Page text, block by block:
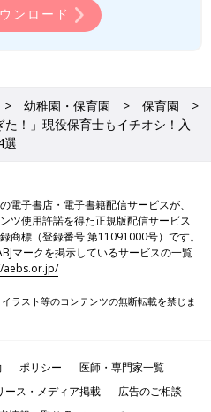
ンロード
幼稚園・保育園
保育園
！」現役保育士もイチオシ！入
選
電子書店・電子書籍配信サービスが、
ツ使用許諾を得た正規版配信サービス
商標（登録番号 第11091000号）です。
マークを掲示しているサービスの一覧
aebs.or.jp/
ラスト等のコンテンツの無断転載を禁じま
ポリシー
医師・専門家一覧
ース・メディア掲載
広告のご相談